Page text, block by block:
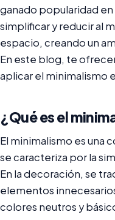
ganado popularidad
simplificar y reducir al
espacio, creando un
En este blog, te
aplicar el minimalismo
¿Qué es el
El minimalismo es una
se caracteriza por la
En la decoración, se
elementos
colores neutros y